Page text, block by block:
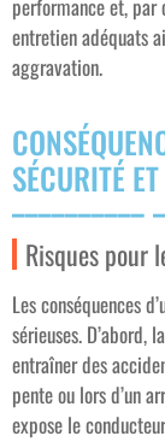
performance et, par
entretien adéquats
aggravation.
SÉCURITÉ
Risques pour
Les conséquences
sérieuses.
entraîner des
pente ou lors d’un
expose le